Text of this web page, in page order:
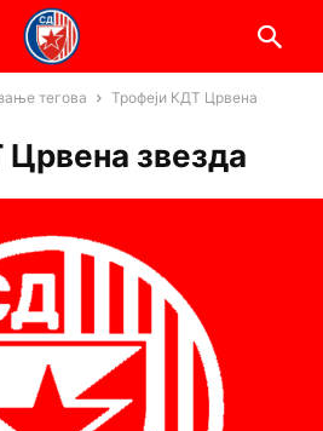
тегова
Трофеји КДТ Црвена
звезда